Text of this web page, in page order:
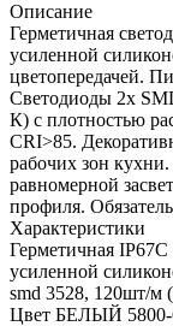
Описание
Герметичная
усиленной
цветопередачей.
Светодиоды 2х
К) с плотностью
CRI>85.
рабочих зон
равномерной
профиля.
Характеристики
Герметичная IP67С
усиленной
smd 3528, 120шт/м
Цвет БЕЛЫЙ 5800-